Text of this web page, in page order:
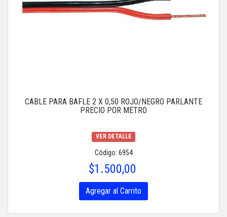
CABLE PARA BAFLE 2 X 0,50 ROJO/NEGRO PARLANTE
PRECIO POR METRO
VER DETALLE
Código: 6954
$1.500,00
Agregar al Carrito